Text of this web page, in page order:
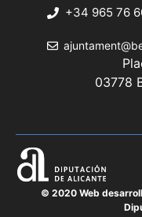
+34 965 76
03778
© 2020 Web